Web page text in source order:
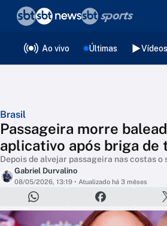
Ao vivo Últimas Vídeos
Brasil
Passageira morre
aplicativo após briga de
Depois de alvejar passageira nas costas
Gabriel Durvalino
08/05/2026, 13:19 • Atualizado há 3 mêses
❮voltar
Editorias